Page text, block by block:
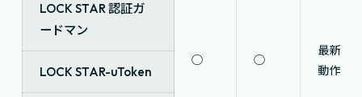
○ ○
最新の
動作確
LOCK STAR 認証ガ
ードマン
LOCK STAR-uToken